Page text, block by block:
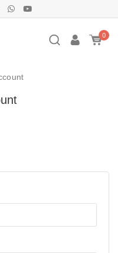
0